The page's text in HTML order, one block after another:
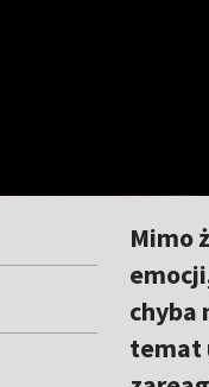
Mimo
chyba
temat